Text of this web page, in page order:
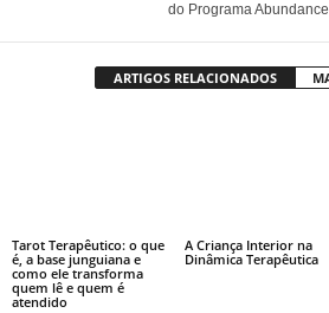
do Programa Abundance
ARTIGOS RELACIONADOS
Tarot Terapêutico: o que
é, a base junguiana e
como ele transforma
quem lê e quem é
atendido
A Criança Interior na
Dinâmica Terapêutica